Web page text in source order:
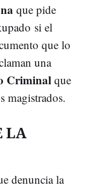
que pide
si el
que lo
una
Criminal que
magistrados.
LA
denuncia la